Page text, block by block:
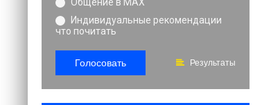
Индивидуальные рекомендации
что почитать
Голосовать Результаты